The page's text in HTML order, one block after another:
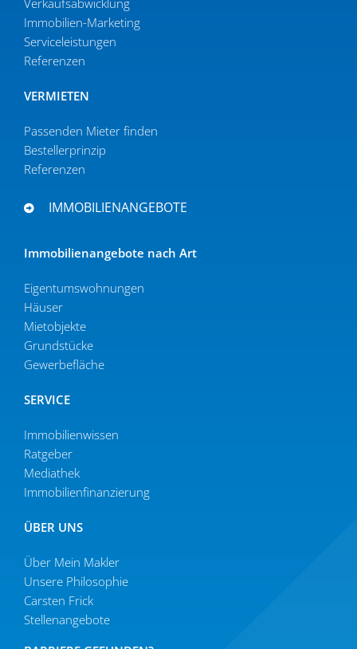
Immobilien-Marketing
Serviceleistungen
Referenzen
VERMIETEN
Passenden Mieter finden
Bestel­ler­prinzip
Referenzen
IMMOBILIENANGEBOTE
Immobi­li­en­an­gebote nach Art
Eigen­tums­woh­nungen
Häuser
Mietob­jekte
Grund­stücke
Gewer­be­fläche
SERVICE
Immobilien­wissen
Ratgeber
Mediathek
Immobi­li­en­fi­nan­zierung
ÜBER UNS
Über Mein Makler
Unsere Philo­sophie
Carsten Frick
Stellen­an­gebote